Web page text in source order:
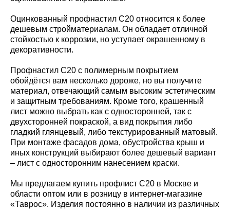
Оцинкованный профнастил С20 относится к более
дешевым стройматериалам. Он обладает отличной
стойкостью к коррозии, но уступает окрашенному в
декоративности.
Профнастил С20 с полимерным покрытием
обойдётся вам несколько дороже, но вы получите
материал, отвечающий самым высоким эстетическим
и защитным требованиям. Кроме того, крашенный
лист можно выбрать как с односторонней, так с
двухсторонней покраской, а вид покрытия либо
гладкий глянцевый, либо текстурированный матовый.
При монтаже фасадов дома, обустройства крыш и
иных конструкций выбирают более дешевый вариант
– лист с односторонним нанесением краски.
Мы предлагаем купить профлист С20 в Москве и
области оптом или в розницу в интернет-магазине
«Таврос». Изделия постоянно в наличии из различных